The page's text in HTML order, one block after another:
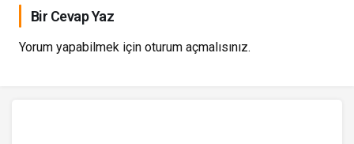
Bir Cevap Yaz
Yorum yapabilmek için oturum açmalısınız.